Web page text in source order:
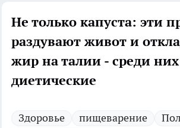
Не только капуста: эти
раздувают живот и
жир на талии - среди
диетические
Здоровье пищеварение